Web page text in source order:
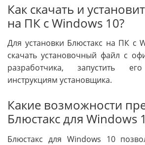
Как скачать и
на ПК с Windows 10?
Для установки Блюстакс на ПК с
скачать установочный файл с
разработчика, запустить
инструкциям установщика.
Какие возможности
Блюстакс для Windows
Блюстакс для Windows 10